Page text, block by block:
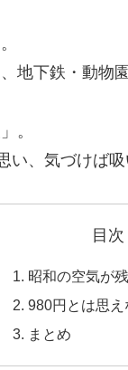
地下鉄・動物
。
い、気づけば
目次
昭和の空気が
980円とは思
まとめ